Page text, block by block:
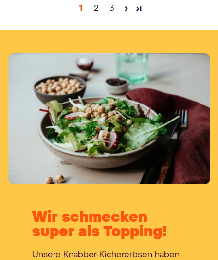
1 2 3
Wir schmecken
super als Topping!
Unsere Knabber-Kichererbsen haben